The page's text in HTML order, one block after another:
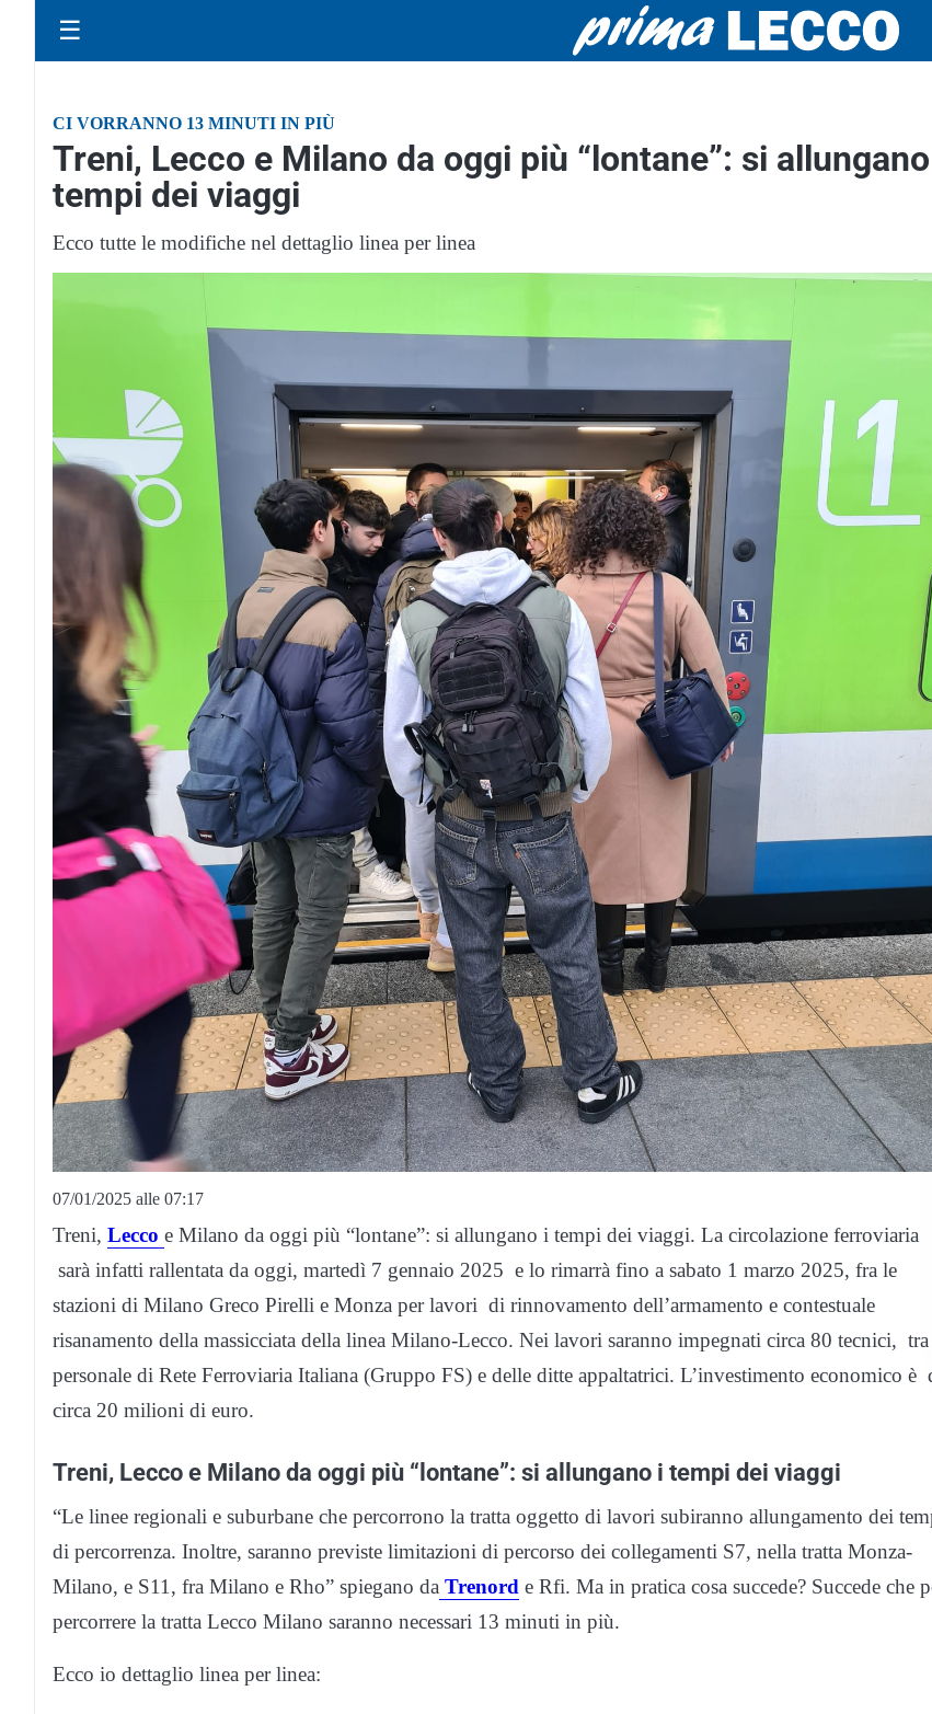
☰
CI VORRANNO 13 MINUTI IN PIÙ
Treni, Lecco e Milano da oggi più “lontane”: si
tempi dei viaggi
Ecco tutte le modifiche nel dettaglio linea per linea
07/01/2025 alle 07:17
Treni, Lecco e Milano da oggi più “lontane”: si allungano i tempi dei viaggi. La circolazione ferroviaria
sarà infatti rallentata da oggi, martedì 7 gennaio 2025 e lo rimarrà fino a sabato 1 marzo 2025, fra le
stazioni di Milano Greco Pirelli e Monza per lavori di rinnovamento dell’armamento e contestuale
risanamento della massicciata della linea Milano-Lecco. Nei lavori saranno impegnati circa 80 tecnici, tra
personale di Rete Ferroviaria Italiana (Gruppo FS) e delle ditte appaltatrici. L’investimento economico è
circa 20 milioni di euro.
Treni, Lecco e Milano da oggi più “lontane”: si allungano i tempi dei viaggi
“Le linee regionali e suburbane che percorrono la tratta oggetto di lavori subiranno allungamento dei
di percorrenza. Inoltre, saranno previste limitazioni di percorso dei collegamenti S7, nella tratta Monza-
Milano, e S11, fra Milano e Rho” spiegano da Trenord e Rfi. Ma in pratica cosa succede? Succede che
percorrere la tratta Lecco Milano saranno necessari 13 minuti in più.
Ecco io dettaglio linea per linea: